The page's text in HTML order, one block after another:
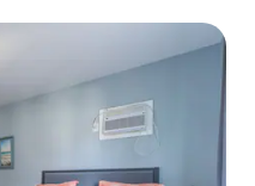
arasında